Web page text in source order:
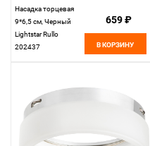
Насадка торцевая
9*6,5 см, Черный
Lightstar Rullo
202437
659 ₽
В КОРЗИНУ